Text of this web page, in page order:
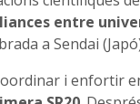
entre
a Sendai
i enfortir